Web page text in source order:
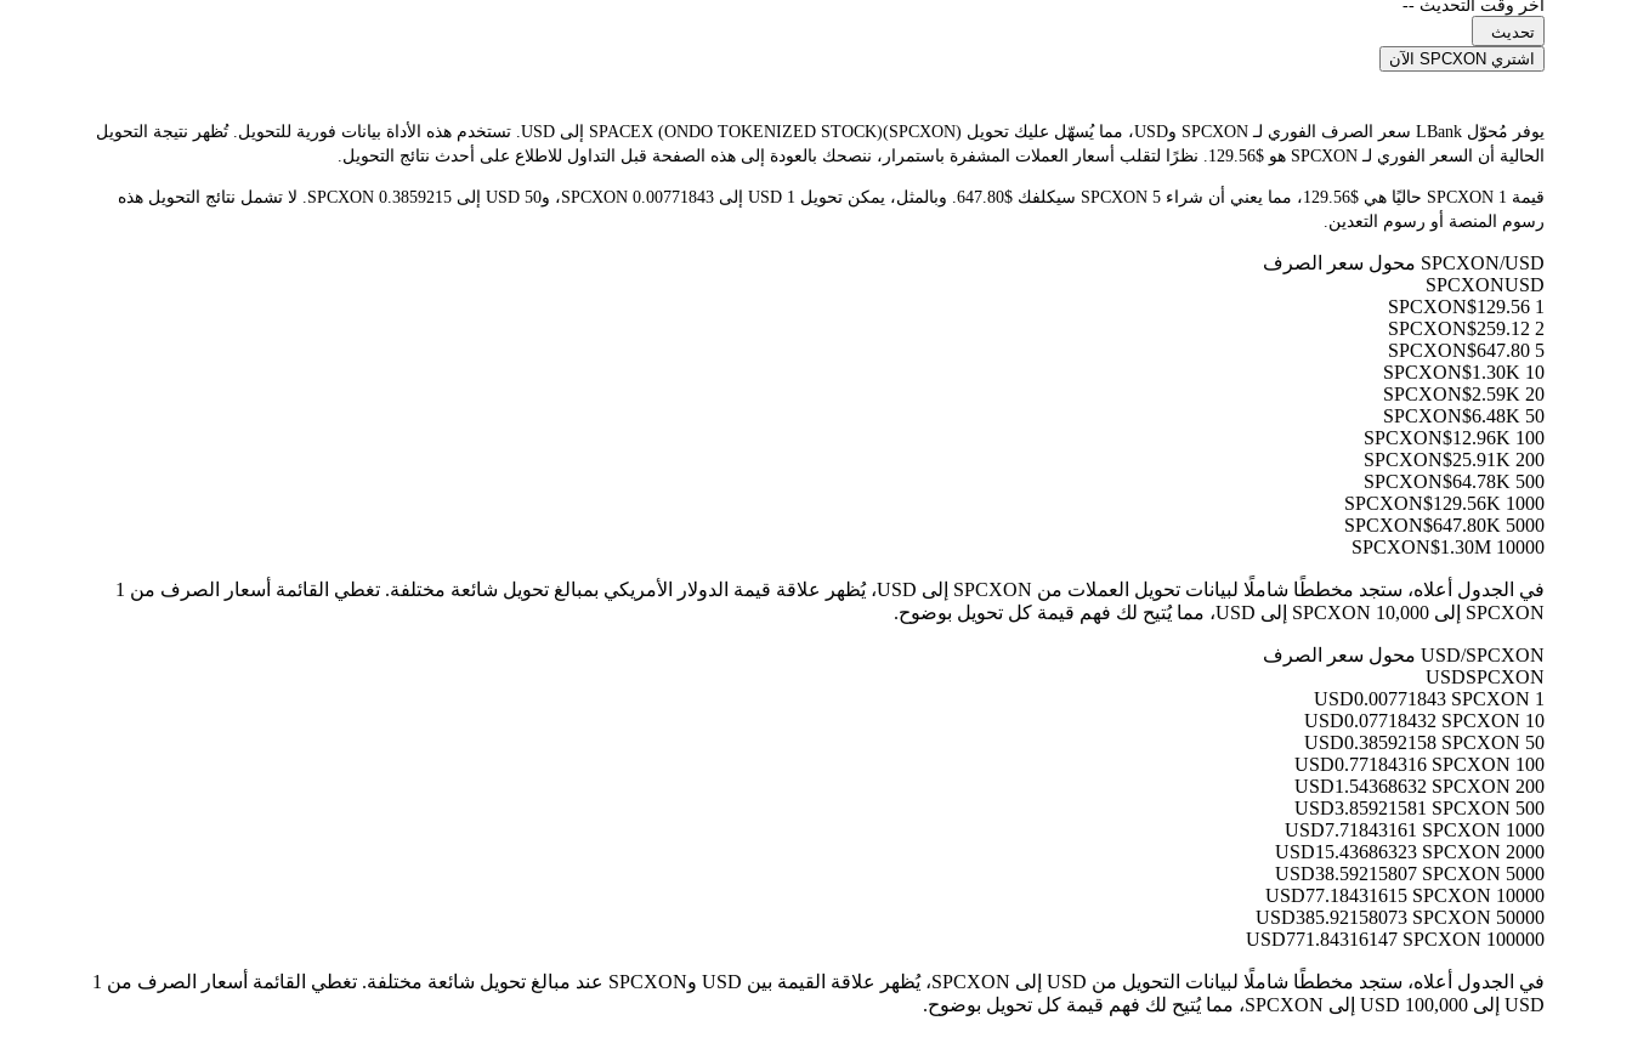
آخر وقت التحديث --
تحديث
اشتري SPCXON الآن
يوفر مُحوّل LBank سعر الصرف الفوري لـ SPCXON وUSD، مما يُسهّل عليك تحويل SPACEX (ONDO TOKENIZED STOCK)(SPCXON) إلى USD. تستخدم هذه الأداة بيانات فورية للتحويل. تُظهر نتيجة التحويل
الحالية أن السعر الفوري لـ SPCXON هو $129.56. نظرًا لتقلب أسعار العملات المشفرة باستمرار، ننصحك بالعودة إلى هذه الصفحة قبل التداول للاطلاع على أحدث نتائج التحويل.
قيمة 1 SPCXON حاليًا هي $129.56، مما يعني أن شراء 5 SPCXON سيكلفك $647.80. وبالمثل، يمكن تحويل 1 USD إلى 0.00771843 SPCXON، و50 USD إلى 0.3859215 SPCXON. لا تشمل نتائج التحويل هذه
رسوم المنصة أو رسوم التعدين.
SPCXON/USD محول سعر الصرف
SPCXONUSD
1 SPCXON
$129.56
2 SPCXON
$259.12
5 SPCXON
$647.80
10 SPCXON
$1.30K
20 SPCXON
$2.59K
50 SPCXON
$6.48K
100 SPCXON
$12.96K
200 SPCXON
$25.91K
500 SPCXON
$64.78K
1000 SPCXON
$129.56K
5000 SPCXON
$647.80K
10000 SPCXON
$1.30M
في الجدول أعلاه، ستجد مخططًا شاملًا لبيانات تحويل العملات من SPCXON إلى USD، يُظهر علاقة قيمة الدولار الأمريكي بمبالغ تحويل شائعة مختلفة. تغطي القائمة أسعار الصرف من 1
SPCXON إلى 10,000 SPCXON إلى USD، مما يُتيح لك فهم قيمة كل تحويل بوضوح.
USD/SPCXON محول سعر الصرف
USDSPCXON
1 USD
0.00771843 SPCXON
10 USD
0.07718432 SPCXON
50 USD
0.38592158 SPCXON
100 USD
0.77184316 SPCXON
200 USD
1.54368632 SPCXON
500 USD
3.85921581 SPCXON
1000 USD
7.71843161 SPCXON
2000 USD
15.43686323 SPCXON
5000 USD
38.59215807 SPCXON
10000 USD
77.18431615 SPCXON
50000 USD
385.92158073 SPCXON
100000 USD
771.84316147 SPCXON
في الجدول أعلاه، ستجد مخططًا شاملًا لبيانات التحويل من USD إلى SPCXON، يُظهر علاقة القيمة بين USD وSPCXON عند مبالغ تحويل شائعة مختلفة. تغطي القائمة أسعار الصرف من 1
USD إلى 100,000 USD إلى SPCXON، مما يُتيح لك فهم قيمة كل تحويل بوضوح.